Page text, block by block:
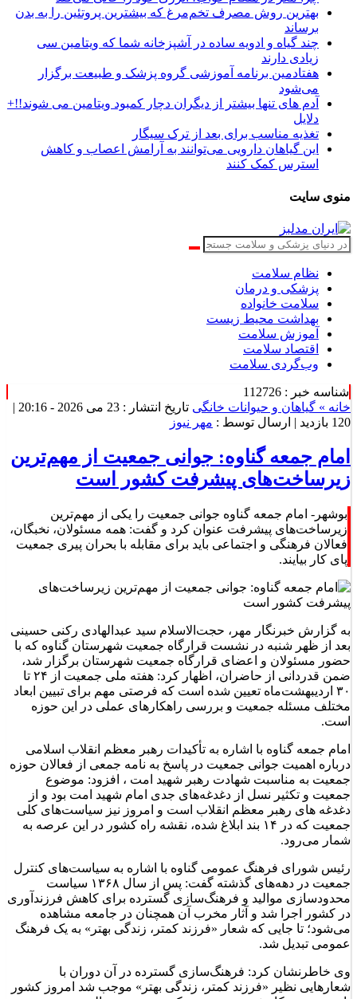
بهترین روش مصرف تخم‌مرغ که بیشترین پروتئین را به بدن
برساند
چند گیاه و ادویه ساده در آشپزخانه شما که ویتامین سی
زیادی دارند
هفتادمین برنامه آموزشی گروه پزشک و طبیعت برگزار
می‌شود
آدم های تنها بیشتر از دیگران دچار کمبود ویتامین می شوند!!+
دلایل
تغذیه مناسب برای بعد از ترک سیگار
این گیاهان دارویی می‌توانند به آرامش اعصاب و کاهش
استرس کمک کنند
منوی سایت
نظام سلامت
پزشکی و درمان
سلامت خانواده
بهداشت محیط زیست
آموزش سلامت
اقتصاد سلامت
وب‌گردی سلامت
شناسه خبر : 112726
خانه » گیاهان و حیوانات خانگی تاریخ انتشار : 23 می 2026 - 20:16 |
120 بازدید
| ارسال توسط : مهر نیوز
امام جمعه گناوه: جوانی جمعیت از مهم‌ترین
زیرساخت‌های پیشرفت کشور است
بوشهر- امام جمعه گناوه جوانی جمعیت را یکی از مهم‌ترین
زیرساخت‌های پیشرفت عنوان کرد و گفت: همه مسئولان، نخبگان،
فعالان فرهنگی و اجتماعی باید برای مقابله با بحران پیری جمعیت
پای کار بیایند.
به گزارش خبرنگار مهر، حجت‌الاسلام سید عبدالهادی رکنی حسینی
بعد از ظهر شنبه در نشست قرارگاه جمعیت شهرستان گناوه که با
حضور مسئولان و اعضای قرارگاه جمعیت شهرستان برگزار شد،
ضمن قدردانی از حاضران، اظهار کرد: هفته ملی جمعیت از ۲۴ تا
۳۰ اردیبهشت‌ماه تعیین شده است که فرصتی مهم برای تبیین ابعاد
مختلف مسئله جمعیت و بررسی راهکارهای عملی در این حوزه
است.
امام جمعه گناوه با اشاره به تأکیدات رهبر معظم انقلاب اسلامی
درباره اهمیت جوانی جمعیت در پاسخ به نامه جمعی از فعالان حوزه
جمعیت به مناسبت شهادت رهبر شهید امت ، افزود: موضوع
جمعیت و تکثیر نسل از دغدغه‌های جدی امام شهید امت بود و از
دغدغه های رهبر معظم انقلاب است و امروز نیز سیاست‌های کلی
جمعیت که در ۱۴ بند ابلاغ شده، نقشه راه کشور در این عرصه به
شمار می‌رود.
رئیس شورای فرهنگ عمومی گناوه با اشاره به سیاست‌های کنترل
جمعیت در دهه‌های گذشته گفت: پس از سال ۱۳۶۸ سیاست
محدودسازی موالید و فرهنگ‌سازی گسترده برای کاهش فرزندآوری
در کشور اجرا شد و آثار مخرب آن همچنان در جامعه مشاهده
می‌شود؛ تا جایی که شعار «فرزند کمتر، زندگی بهتر» به یک فرهنگ
عمومی تبدیل شد.
وی خاطرنشان کرد: فرهنگ‌سازی گسترده در آن دوران با
شعارهایی نظیر «فرزند کمتر، زندگی بهتر» موجب شد امروز کشور